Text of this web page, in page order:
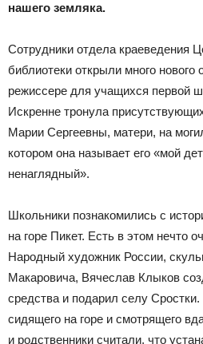
нашего земляка.
Сотрудники отдела краеведения
библиотеки открыли много нового
режиссере для учащихся первой
Искренне тронула
Марии Сергеевны, матери, на
котором она называет его «мой
ненаглядный».
Школьники познакомились с
на горе Пикет. Есть в этом нечто
Народный художник России,
Макаровича, Вячеслав Клыков
средства и подарил селу
сидящего на горе и смотрящего
и родственники считали, что